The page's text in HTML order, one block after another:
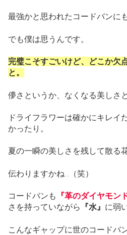
最強かと思われたコードバンに
でも僕は思うんです。
完璧こそすごいけど、どこか欠
と。
儚さというか、なくなる美しさ
ドライフラワーは確かにキレイ
かったり。
夏の一瞬の美しさを残して散る
伝わりますかね…（笑）
コードバンも 『革のダイヤモンド
さを持っていながら 『水』 に弱
こんなギャップに世のコードバ